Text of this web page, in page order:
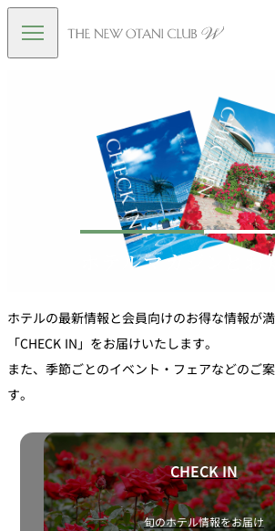
ホテルマガジンとお
ホテルの最新情報と会員向けのお得な情報が
「CHECK IN」をお届けいたします。
また、季節ごとのイベント・フェアなどのご
す。
CHECK IN
旬のホテル情報をお届け